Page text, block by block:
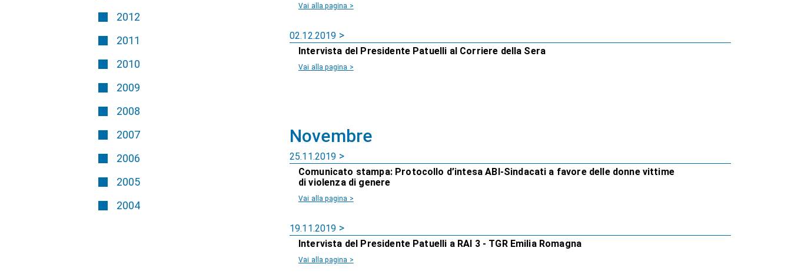
2012
2011
2010
2009
2008
2007
2006
2005
2004
Vai alla pagina >
02.12.2019
Intervista del Presidente Patuelli al Corriere della Sera
Vai alla pagina >
Novembre
25.11.2019
Comunicato stampa: Protocollo d’intesa ABI-Sindacati a favore delle donne vittime
di violenza di genere
Vai alla pagina >
19.11.2019
Intervista del Presidente Patuelli a RAI 3 - TGR Emilia Romagna
Vai alla pagina >